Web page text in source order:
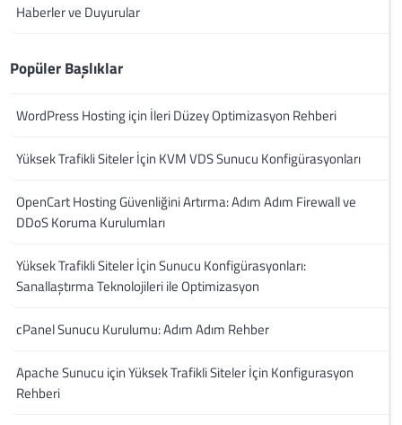
Haberler ve Duyurular
Popüler Başlıklar
WordPress Hosting için İleri Düzey Optimizasyon Rehberi
Yüksek Trafikli Siteler İçin KVM VDS Sunucu Konfigürasyonları
OpenCart Hosting Güvenliğini Artırma: Adım Adım Firewall ve
DDoS Koruma Kurulumları
Yüksek Trafikli Siteler İçin Sunucu Konfigürasyonları:
Sanallaştırma Teknolojileri ile Optimizasyon
cPanel Sunucu Kurulumu: Adım Adım Rehber
Apache Sunucu için Yüksek Trafikli Siteler İçin Konfigurasyon
Rehberi